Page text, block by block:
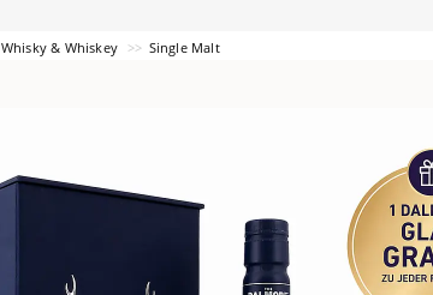
Whisky & Whiskey Single Malt